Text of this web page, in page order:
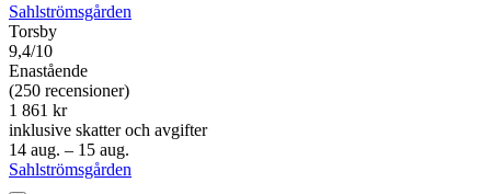
Sahlströmsgården
Torsby
9,4/10
Enastående
(250 recensioner)
1 861 kr
inklusive skatter och avgifter
14 aug. – 15 aug.
Sahlströmsgården